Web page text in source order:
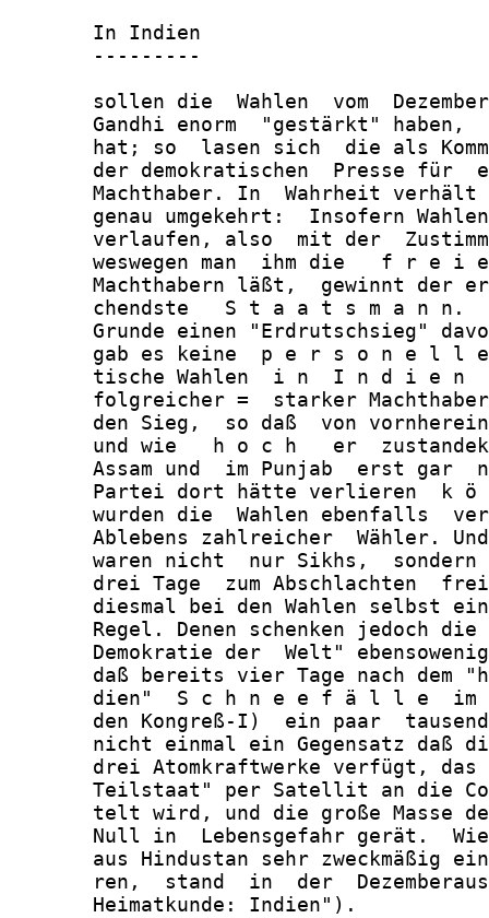
       In Indien
       ---------
sollen die  Wahlen  vom
Gandhi enorm  "gestärkt" haben,
hat; so  lasen sich  die als
der demokratischen  Presse für
Machthaber. In  Wahrheit
genau umgekehrt:  Insofern
verlaufen, also  mit der
weswegen man  ihm die   f r e i
Machthabern läßt,  gewinnt der
chendste   S t a a t s m a n n.
Grunde einen "Erdrutschsieg"
gab es keine  p e r s o n e l l
tische Wahlen  i n  I n d i e n
folgreicher =  starker
den Sieg,  so daß  von
und wie   h o c h   er
Assam und  im Punjab  erst gar
Partei dort hätte verlieren  k
wurden die  Wahlen ebenfalls
Ablebens zahlreicher  Wähler.
waren nicht  nur Sikhs,
drei Tage  zum Abschlachten
diesmal bei den Wahlen selbst
Regel. Denen schenken jedoch
Demokratie der  Welt"
daß bereits vier Tage nach dem
dien"  S c h n e e f ä l l e
den Kongreß-I)  ein paar
nicht einmal ein Gegensatz daß
drei Atomkraftwerke verfügt,
Teilstaat" per Satellit an die
telt wird, und die große Masse
Null in  Lebensgefahr gerät.
aus Hindustan sehr zweckmäßig
ren,  stand  in  der
       Heimatkunde: Indien").